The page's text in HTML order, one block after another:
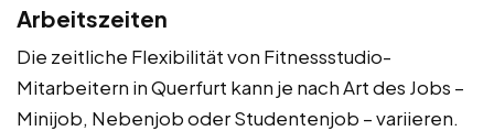
Arbeitszeiten
Die zeitliche Flexibilität von Fitnessstudio-
Mitarbeitern in Querfurt kann je nach Art des Jobs –
Minijob, Nebenjob oder Studentenjob – variieren.